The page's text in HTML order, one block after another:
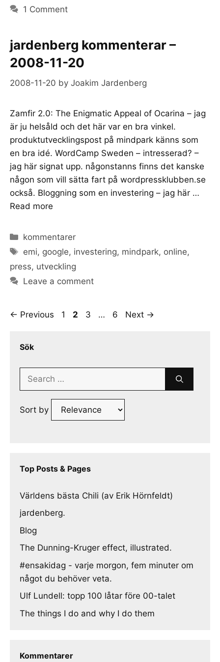
1 Comment
jardenberg kommenterar –
2008-11-20
2008-11-20 by Joakim Jardenberg
Zamfir 2.0: The Enigmatic Appeal of Ocarina – jag
är ju helsåld och det här var en bra vinkel.
produktutvecklingspost på mindpark känns som
en bra idé. WordCamp Sweden – intresserad? –
jag här signat upp. någonstanns finns det kanske
någon som vill sätta fart på wordpressklubben.se
också. Bloggning som en investering – jag här …
Read more
Categories
kommentarer
Tags
emi, google, investering, mindpark, online,
press, utveckling
Leave a comment
← Previous Page
1 Page
2 Page
3 … Page
6 Next →
Sök
Search
Sort by
Top Posts & Pages
Världens bästa Chili (av Erik Hörnfeldt)
jardenberg.
Blog
The Dunning-Kruger effect, illustrated.
#ensakidag - varje morgon, fem minuter om
något du behöver veta.
Ulf Lundell: topp 100 låtar före 00-talet
The things I do and why I do them
Kommentarer